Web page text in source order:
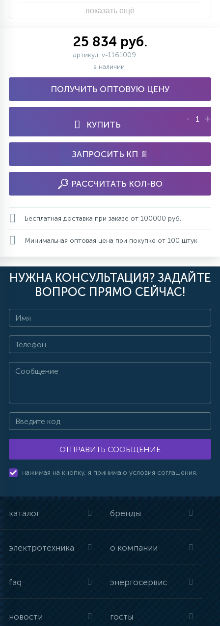
показать ещё
25 834 руб.
артикул: v-1161009
в наличии
ПОЛУЧИТЬ ОПТОВУЮ ЦЕНУ
КУПИТЬ
- +
ЗАПРОСИТЬ КП 📄
РАССЧИТАТЬ КОЛ-ВО
Бесплатная доставка при заказе от 100000 руб.
Минимальная оптовая цена при покупке от 100 штук
НУЖНА КОНСУЛЬТАЦИЯ? ЗАДАЙТЕ
ВОПРОС ПРЯМО СЕЙЧАС!
ОТПРАВИТЬ СООБЩЕНИЕ
нажимая на кнопку, я принимаю условия соглашения.
каталог бренды
электротехника о компании
faq энергосервис
новости госты